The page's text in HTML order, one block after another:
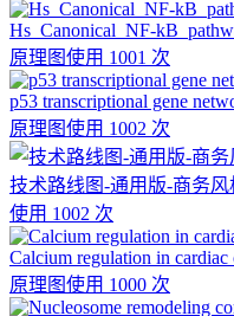
Hs_Canonical_NF-
原理图使用 1001 次
p53 transcriptional gene
原理图使用 1002 次
技术路线图-通用版-商务风
使用 1002 次
Calcium regulation in cardiac
原理图使用 1000 次